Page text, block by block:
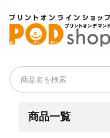
商品一覧